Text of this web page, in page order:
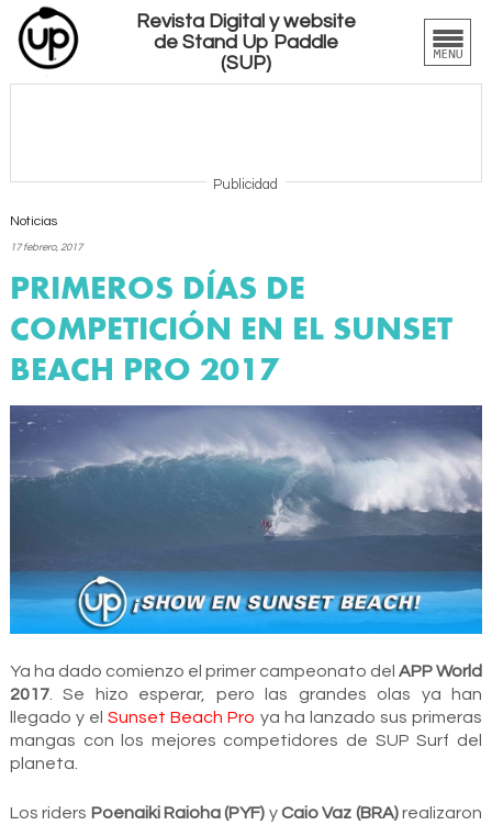
Revista Digital y website
de Stand Up Paddle
(SUP)
Publicidad
Noticias
17 febrero, 2017
PRIMEROS DÍAS DE
COMPETICIÓN EN EL SUNSET
BEACH PRO 2017
Ya ha dado comienzo el primer campeonato delAPP World
2017. Se hizo esperar, pero las grandes olas ya han
llegado y elSunset Beach Pro ya ha lanzado sus primeras
mangas con los mejores competidores de SUP Surf del
planeta.
Los riders Poenaiki Raioha (PYF) yCaio Vaz (BRA)realizaron